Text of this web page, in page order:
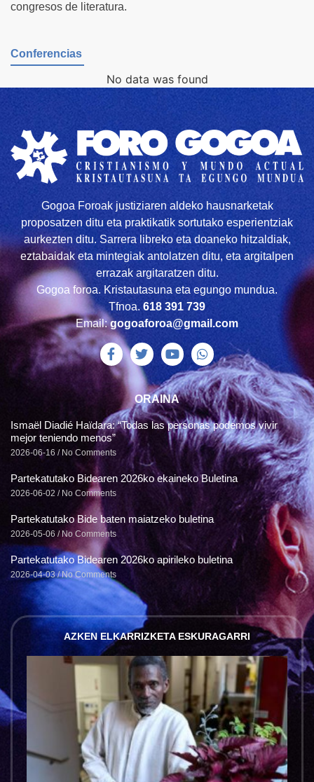
congresos de literatura.
Conferencias
No data was found
Gogoa Foroak justiziaren aldeko hausnarketak
proposatzen ditu eta praktikatik sortutako esperientziak
aurkezten ditu. Sarrera libreko eta doaneko hitzaldiak,
eztabaidak eta mintegiak antolatzen ditu, eta argitalpen
errazak argitaratzen ditu.
Gogoa foroa. Kristautasuna eta egungo mundua.
Tfnoa. 618 391 739
Email:gogoaforoa@gmail.com
ORAINA
Ismaël Diadié Haïdara: “Todas las personas podemos vivir
mejor teniendo menos”
2026-06-16 No Comments
Partekatutako Bidearen 2026ko ekaineko Buletina
2026-06-02 No Comments
Partekatutako Bide baten maiatzeko buletina
2026-05-06 No Comments
Partekatutako Bidearen 2026ko apirileko buletina
2026-04-03 No Comments
AZKEN ELKARRIZKETA ESKURAGARRI